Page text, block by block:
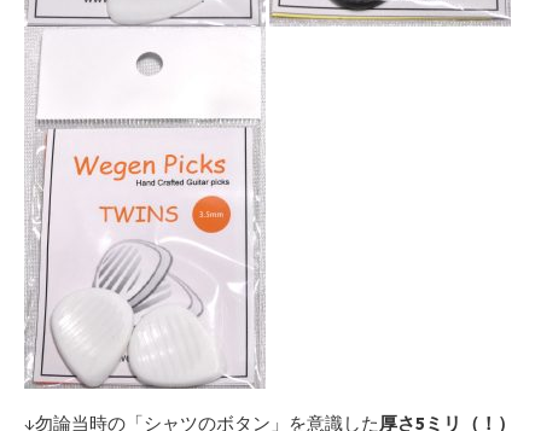
↓勿論当時の「シャツのボタン」を意識した厚さ5ミリ（！）